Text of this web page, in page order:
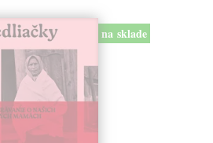
na sklade